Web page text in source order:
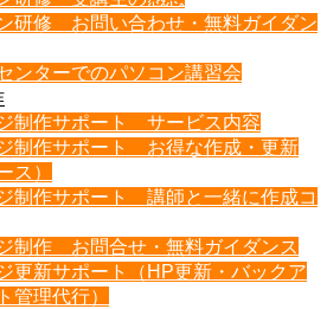
研修 お問い合わせ・無料ガイダン
ンターでのパソコン講習会
制作サポート サービス内容
制作サポート お得な作成・更新
ス）
制作サポート 講師と一緒に作成コ
制作 お問合せ・無料ガイダンス
更新サポート（HP更新・バックア
管理代行）